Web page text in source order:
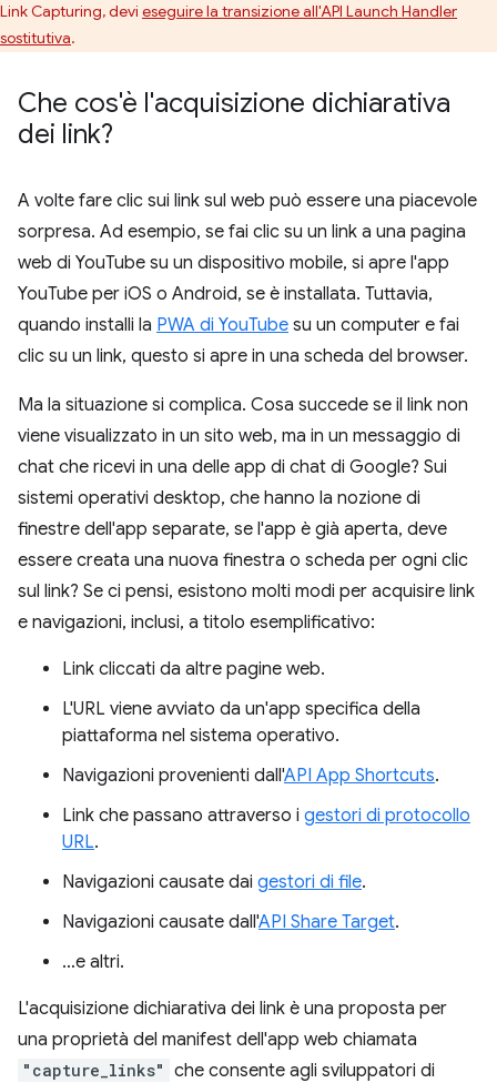
Link Capturing, devi eseguire la transizione all'API Launch Handler
sostitutiva.
Che cos'è l'acquisizione dichiarativa
dei link?
A volte fare clic sui link sul web può essere una piacevole
sorpresa. Ad esempio, se fai clic su un link a una pagina
web di YouTube su un dispositivo mobile, si apre l'app
YouTube per iOS o Android, se è installata. Tuttavia,
quando installi la PWA di YouTube su un computer e fai
clic su un link, questo si apre in una scheda del browser.
Ma la situazione si complica. Cosa succede se il link non
viene visualizzato in un sito web, ma in un messaggio di
chat che ricevi in una delle app di chat di Google? Sui
sistemi operativi desktop, che hanno la nozione di
finestre dell'app separate, se l'app è già aperta, deve
essere creata una nuova finestra o scheda per ogni clic
sul link? Se ci pensi, esistono molti modi per acquisire link
e navigazioni, inclusi, a titolo esemplificativo:
Link cliccati da altre pagine web.
L'URL viene avviato da un'app specifica della
piattaforma nel sistema operativo.
Navigazioni provenienti dall'API App Shortcuts.
Link che passano attraverso i gestori di protocollo
URL.
Navigazioni causate dai gestori di file.
Navigazioni causate dall'API Share Target.
…e altri.
L'acquisizione dichiarativa dei link è una proposta per
una proprietà del manifest dell'app web chiamata
"capture_links" che consente agli sviluppatori di